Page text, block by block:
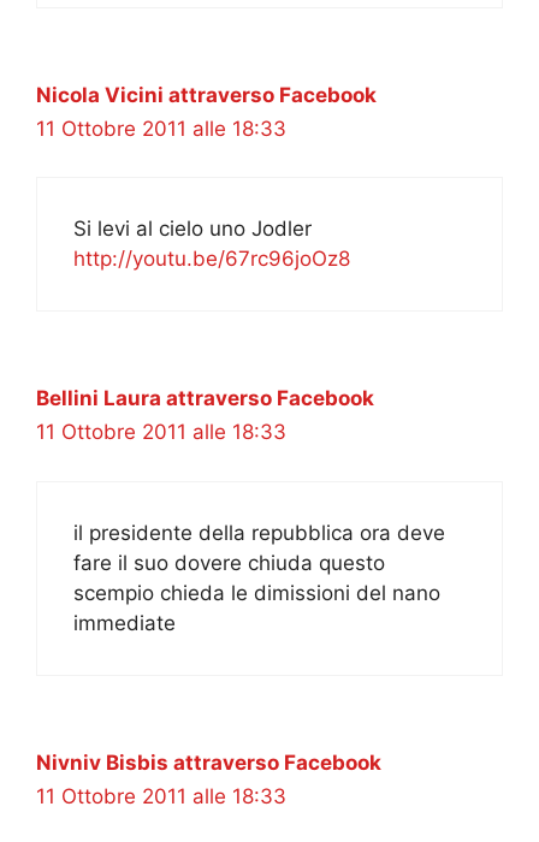
Nicola Vicini attraverso Facebook
11 Ottobre 2011 alle 18:33
Si levi al cielo uno Jodler
http://youtu.be/67rc96joOz8
Bellini Laura attraverso Facebook
11 Ottobre 2011 alle 18:33
il presidente della repubblica ora deve
fare il suo dovere chiuda questo
scempio chieda le dimissioni del nano
immediate
Nivniv Bisbis attraverso Facebook
11 Ottobre 2011 alle 18:33